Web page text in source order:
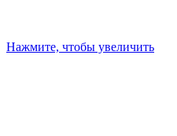
Нажмите, чтобы увеличить